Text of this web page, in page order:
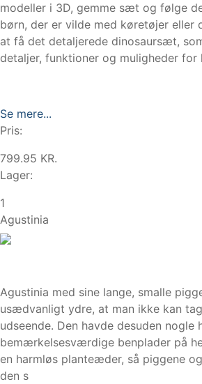
modeller i 3D, gemme sæt og følge
børn, der er vilde med køretøjer eller
at få det detaljerede dinosaursæt,
detaljer, funktioner og muligheder
Se mere...
Pris:
799.95 KR.
Lager:
1
Agustinia
Agustinia med sine lange, smalle
usædvanligt ydre, at man ikke kan
udseende. Den havde desuden nogle
bemærkelsesværdige benplader på
en harmløs planteæder, så piggene
den s